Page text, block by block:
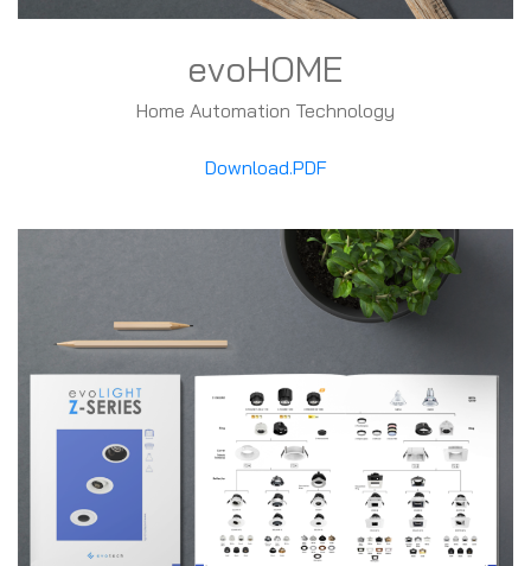
evoHOME
Home Automation Technology
Download.PDF